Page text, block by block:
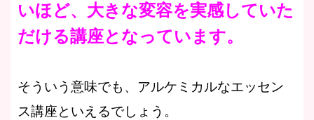
いほど、大きな変容を実感していた
だける講座となっています。
そういう意味でも、アルケミカルなエッセン
ス講座といえるでしょう。